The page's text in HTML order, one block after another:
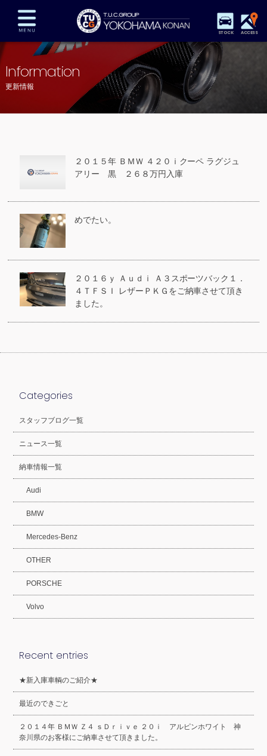
STOCK ACCESS
在庫車両情報 保証&サービス パーツリスト
TUCとは？ 店舗情報 アクセスマップ
全国納車 特別作業 注文販売
プライバシーポリシー スタッフblog
Information
更新情報
２０１５年 ＢＭＷ ４２０ｉクーペ ラグジュ
アリー 黒 ２６８万円入庫
めでたい。
２０１６ｙ Ａｕｄｉ Ａ３スポーツバック１．
４ＴＦＳＩ レザーＰＫＧをご納車させて頂き
ました。
Categories
スタッフブログ一覧
ニュース一覧
納車情報一覧
Audi
BMW
Mercedes-Benz
OTHER
PORSCHE
Volvo
Recent entries
★新入庫車輌のご紹介★
最近のできごと
２０１４年 ＢＭＷ Ｚ４ ｓＤｒｉｖｅ ２０ｉ アルピンホワイト 神
奈川県のお客様にご納車させて頂きました。